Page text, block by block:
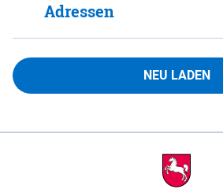
Adressen
NEU LADEN